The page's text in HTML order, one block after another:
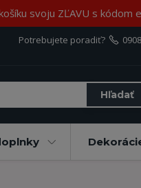
svoju ZĽAVU s kódom
Hľadať
Potrebujete poradiť?